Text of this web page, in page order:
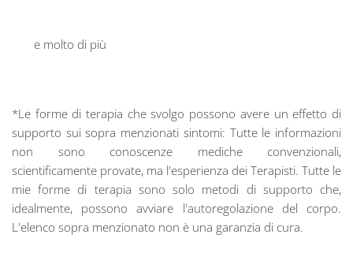
e molto di più
*Le forme di terapia che svolgo possono avere un effetto di
supporto sui sopra menzionati sintomi: Tutte le informazioni
non sono conoscenze mediche convenzionali,
scientificamente provate, ma l'esperienza dei Terapisti. Tutte le
mie forme di terapia sono solo metodi di supporto che,
idealmente, possono avviare l'autoregolazione del corpo.
L'elenco sopra menzionato non è una garanzia di cura.